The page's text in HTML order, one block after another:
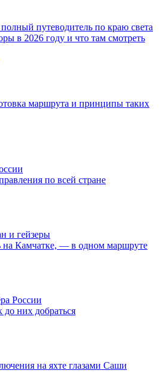
путеводитель по краю света
в 2026 году и что там смотреть
маршрута и принципы таких
по всей стране
и гейзеры
на Камчатке, — в одном маршруте
России
них добраться
на яхте глазами Саши